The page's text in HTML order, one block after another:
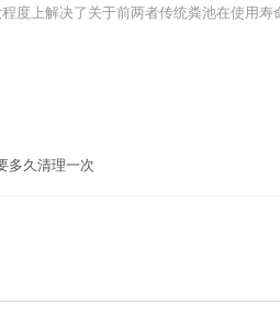
度上解决了关于前两者传统粪池在使用
多久清理一次